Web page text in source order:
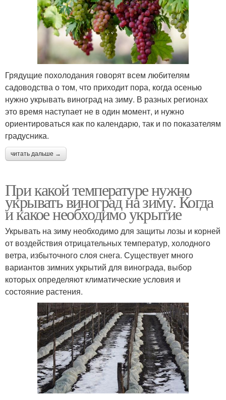
Грядущие похолодания говорят всем любителям
садоводства о том, что приходит пора, когда осенью
нужно укрывать виноград на зиму. В разных регионах
это время наступает не в один момент, и нужно
ориентироваться как по календарю, так и по показателям
градусника.
читать дальше →
При какой температуре нужно
укрывать виноград на зиму. Когда
и какое необходимо укрытие
Укрывать на зиму необходимо для защиты лозы и корней
от воздействия отрицательных температур, холодного
ветра, избыточного слоя снега. Существует много
вариантов зимних укрытий для винограда, выбор
которых определяют климатические условия и
состояние растения.